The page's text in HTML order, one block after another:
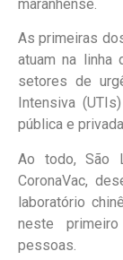
maranhense.
As primeiras
atuam na linha
setores de
Intensiva
pública e
Ao todo,São
CoronaVac,
laboratório
neste
pessoas.